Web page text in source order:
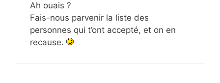
Ah ouais ?
Fais-nous parvenir la liste des
personnes qui t’ont accepté, et on en
recause.